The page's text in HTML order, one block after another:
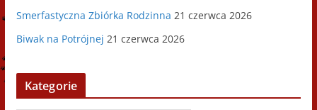
Smerfastyczna Zbiórka Rodzinna 21 czerwca 2026
Biwak na Potrójnej 21 czerwca 2026
Kategorie